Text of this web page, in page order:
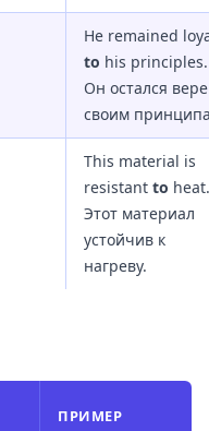
He remained
to his
Он остался
своим
This material is
resistant to
Этот материал
устойчив к
нагреву.
ПРИМЕР